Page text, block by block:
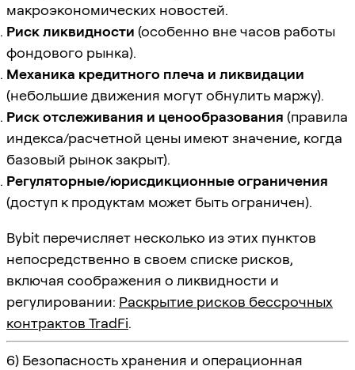
макроэкономических новостей.
Риск ликвидности (особенно вне часов работы
фондового рынка).
Механика кредитного плеча и ликвидации
(небольшие движения могут обнулить маржу).
Риск отслеживания и ценообразования (правила
индекса/расчетной цены имеют значение, когда
базовый рынок закрыт).
Регуляторные/юрисдикционные ограничения
(доступ к продуктам может быть ограничен).
Bybit перечисляет несколько из этих пунктов
непосредственно в своем списке рисков,
включая соображения о ликвидности и
регулировании: Раскрытие рисков бессрочных
контрактов TradFi.
6) Безопасность хранения и операционная